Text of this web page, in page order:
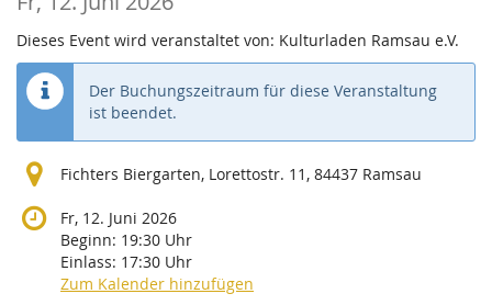
Dieses Event wird veranstaltet von: Kulturladen Ramsau e.V.
Der Buchungszeitraum für diese Veranstaltung
ist beendet.
Fichters Biergarten, Lorettostr. 11, 84437 Ramsau
Fr, 12. Juni 2026
Beginn: 19:30 Uhr
Einlass: 17:30 Uhr
Zum Kalender hinzufügen